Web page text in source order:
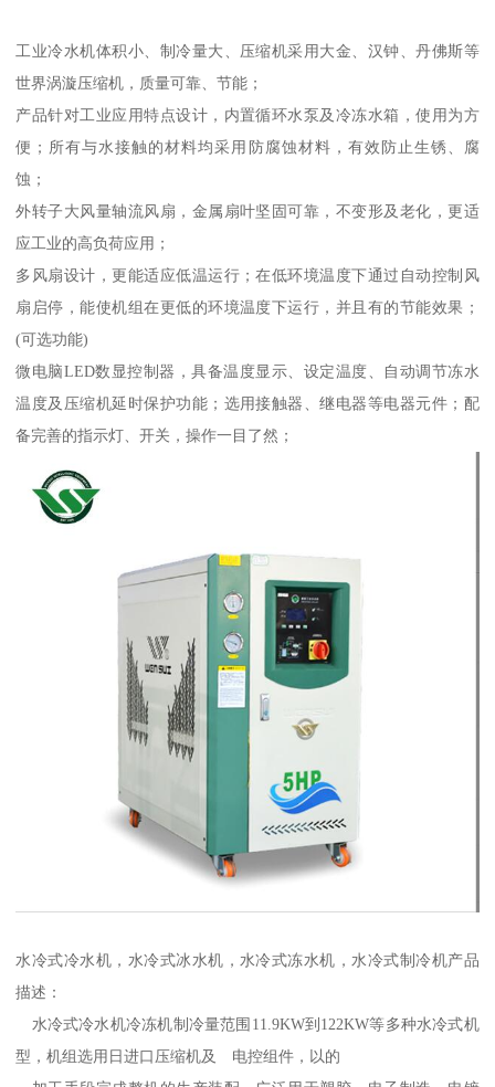
工业冷水机体积小、制冷量大、压缩机采用大金、汉钟、丹佛斯等
世界涡漩压缩机，质量可靠、节能；
产品针对工业应用特点设计，内置循环水泵及冷冻水箱，使用为方
便；所有与水接触的材料均采用防腐蚀材料，有效防止生锈、腐
蚀；
外转子大风量轴流风扇，金属扇叶坚固可靠，不变形及老化，更适
应工业的高负荷应用；
多风扇设计，更能适应低温运行；在低环境温度下通过自动控制风
扇启停，能使机组在更低的环境温度下运行，并且有的节能效果；
(可选功能)
微电脑LED数显控制器，具备温度显示、设定温度、自动调节冻水
温度及压缩机延时保护功能；选用接触器、继电器等电器元件；配
备完善的指示灯、开关，操作一目了然；
水冷式冷水机，水冷式冰水机，水冷式冻水机，水冷式制冷机产品
描述：
水冷式冷水机冷冻机制冷量范围11.9KW到122KW等多种水冷式机
型，机组选用日进口压缩机及 电控组件，以的